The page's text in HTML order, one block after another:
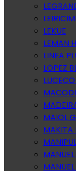
LEKUE
LEMAN
LINEA
LOPEZ
MAIOL
MAKITA